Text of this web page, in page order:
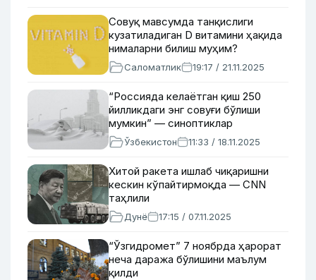
Совуқ мавсумда танқислиги
кузатиладиган D витамини ҳақида
нималарни билиш муҳим?
Саломатлик 19:17 / 21.11.2025
“Россияда келаётган қиш 250
йилликдаги энг совуғи бўлиши
мумкин” — синоптиклар
Ўзбекистон 11:33 / 18.11.2025
Хитой ракета ишлаб чиқаришни
кескин кўпайтирмоқда — CNN
таҳлили
Дунё 17:15 / 07.11.2025
“Ўзгидромет” 7 ноябрда ҳарорат
неча даража бўлишини маълум
қилди